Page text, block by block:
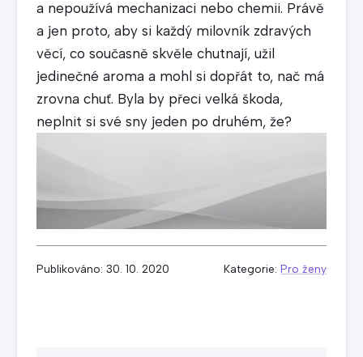
a nepoužívá mechanizaci nebo chemii. Právě
a jen proto, aby si každý milovník zdravých
věcí, co současně skvěle chutnají, užil
jedinečné aroma a mohl si dopřát to, nač má
zrovna chuť. Byla by přeci velká škoda,
neplnit si své sny jeden po druhém, že?
Publikováno: 30. 10. 2020 Kategorie:Pro ženy